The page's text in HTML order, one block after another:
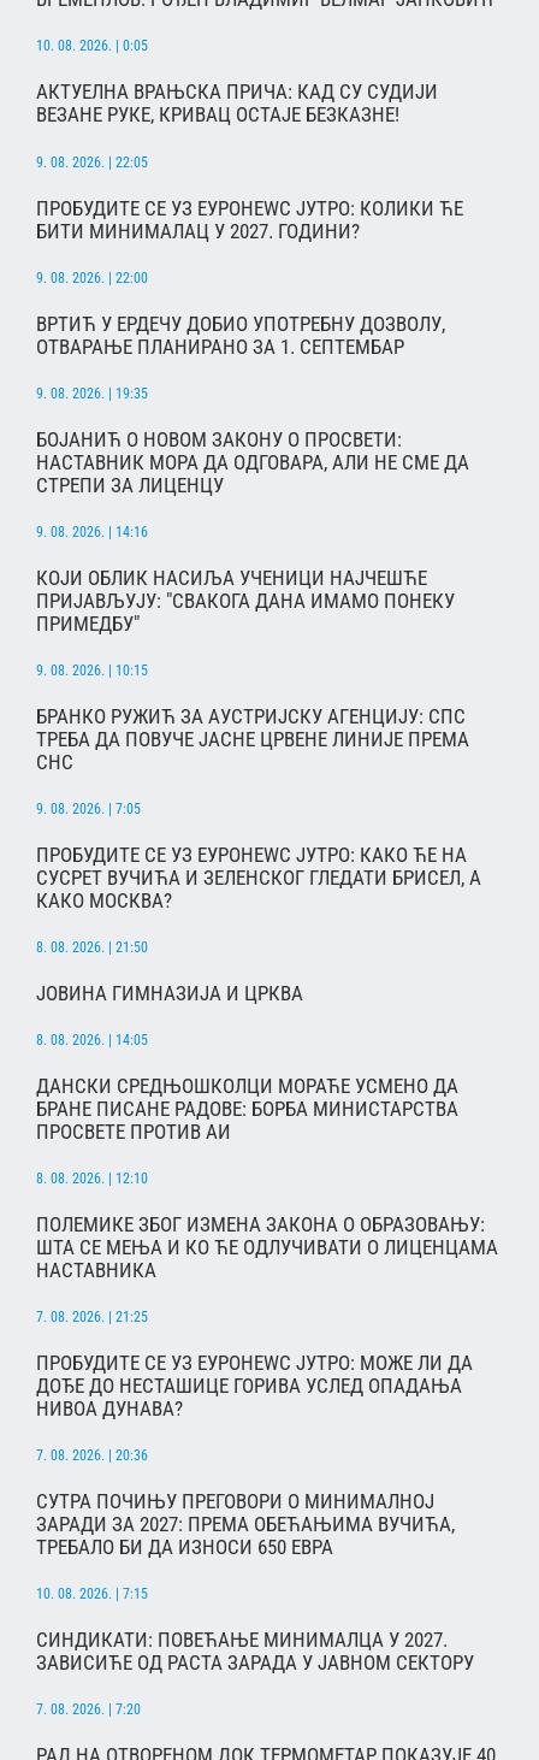
10. 08. 2026. | 0:05
АКТУЕЛНА ВРАЊСКА ПРИЧА: КАД СУ СУДИЈИ
ВЕЗАНЕ РУКЕ, КРИВАЦ ОСТАЈЕ БЕЗКАЗНЕ!
9. 08. 2026. | 22:05
ПРОБУДИТЕ СЕ УЗ ЕУРОНЕWС ЈУТРО: КОЛИКИ ЋЕ
БИТИ МИНИМАЛАЦ У 2027. ГОДИНИ?
9. 08. 2026. | 22:00
ВРТИЋ У ЕРДЕЧУ ДОБИО УПОТРЕБНУ ДОЗВОЛУ,
ОТВАРАЊЕ ПЛАНИРАНО ЗА 1. СЕПТЕМБАР
9. 08. 2026. | 19:35
БОЈАНИЋ О НОВОМ ЗАКОНУ О ПРОСВЕТИ:
НАСТАВНИК МОРА ДА ОДГОВАРА, АЛИ НЕ СМЕ ДА
СТРЕПИ ЗА ЛИЦЕНЦУ
9. 08. 2026. | 14:16
КОЈИ ОБЛИК НАСИЉА УЧЕНИЦИ НАЈЧЕШЋЕ
ПРИЈАВЉУЈУ: "СВАКОГА ДАНА ИМАМО ПОНЕКУ
ПРИМЕДБУ"
9. 08. 2026. | 10:15
БРАНКО РУЖИЋ ЗА АУСТРИЈСКУ АГЕНЦИЈУ: СПС
ТРЕБА ДА ПОВУЧЕ ЈАСНЕ ЦРВЕНЕ ЛИНИЈЕ ПРЕМА
СНС
9. 08. 2026. | 7:05
ПРОБУДИТЕ СЕ УЗ ЕУРОНЕWС ЈУТРО: КАКО ЋЕ НА
СУСРЕТ ВУЧИЋА И ЗЕЛЕНСКОГ ГЛЕДАТИ БРИСЕЛ, А
КАКО МОСКВА?
8. 08. 2026. | 21:50
ЈОВИНА ГИМНАЗИЈА И ЦРКВА
8. 08. 2026. | 14:05
ДАНСКИ СРЕДЊОШКОЛЦИ МОРАЋЕ УСМЕНО ДА
БРАНЕ ПИСАНЕ РАДОВЕ: БОРБА МИНИСТАРСТВА
ПРОСВЕТЕ ПРОТИВ АИ
8. 08. 2026. | 12:10
ПОЛЕМИКЕ ЗБОГ ИЗМЕНА ЗАКОНА О ОБРАЗОВАЊУ:
ШТА СЕ МЕЊА И КО ЋЕ ОДЛУЧИВАТИ О ЛИЦЕНЦАМА
НАСТАВНИКА
7. 08. 2026. | 21:25
ПРОБУДИТЕ СЕ УЗ ЕУРОНЕWС ЈУТРО: МОЖЕ ЛИ ДА
ДОЂЕ ДО НЕСТАШИЦЕ ГОРИВА УСЛЕД ОПАДАЊА
НИВОА ДУНАВА?
7. 08. 2026. | 20:36
СУТРА ПОЧИЊУ ПРЕГОВОРИ О МИНИМАЛНОЈ
ЗАРАДИ ЗА 2027: ПРЕМА ОБЕЋАЊИМА ВУЧИЋА,
ТРЕБАЛО БИ ДА ИЗНОСИ 650 ЕВРА
10. 08. 2026. | 7:15
СИНДИКАТИ: ПОВЕЋАЊЕ МИНИМАЛЦА У 2027.
ЗАВИСИЋЕ ОД РАСТА ЗАРАДА У ЈАВНОМ СЕКТОРУ
7. 08. 2026. | 7:20